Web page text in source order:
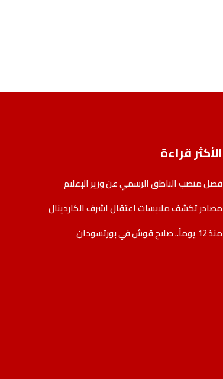
الأكثر قراءة
فصل منصب الناطق الرسمي عن وزير الإعلام
مصادر تكشف ملابسات اعتقال اشرف الكاردينال
منذ 12 يوماً.. صلاح قوش في بورتسودان